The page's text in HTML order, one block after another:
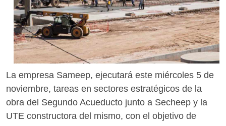
La empresa Sameep, ejecutará este miércoles 5 de
noviembre, tareas en sectores estratégicos de la
obra del Segundo Acueducto junto a Secheep y la
UTE constructora del mismo, con el objetivo de